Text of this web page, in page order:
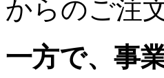
からのご注
一方で、事